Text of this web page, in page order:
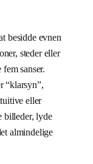
besidde evnen
steder eller
sanser.
“klarsyn”,
eller
billeder, lyde
almindelige